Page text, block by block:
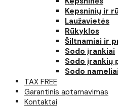
Kepsninių ir
Laužavietės
Rūkyklos
Šiltnamiai ir
Sodo įrankiai
Sodo įrankių
Sodo nameliai
TAX FREE
Garantinis aptarnavimas
Kontaktai